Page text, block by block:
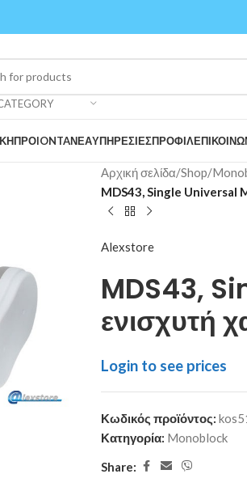
ΠΡΟIONTAΝΕΑΥΠΗΡΕΣΙΕΣΠΡΟΦΙΛ
Αρχική σελίδα/Shop/
MDS43, Single Universal
Alexstore
MDS43,
ενισχυτή
Login to see prices
Κωδικός προϊόντος:
Κατηγορία: Monoblock
Share: